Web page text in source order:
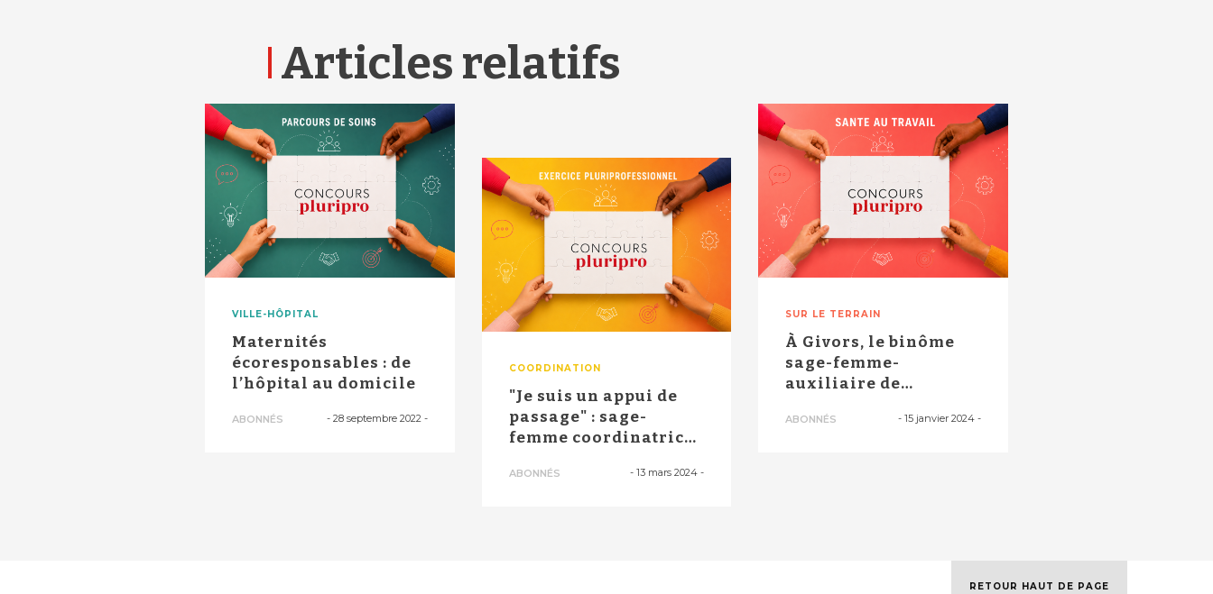
Articles relatifs
VILLE-HÔPITAL
Maternités
écoresponsables : de
l’hôpital au domicile
ABONNÉS - 28 septembre 2022 -
COORDINATION
"Je suis un appui de
passage" : sage-
femme coordinatrice
ABONNÉS -13 mars 2024 -
SUR LE TERRAIN
À Givors, le binôme
sage-femme-
auxiliaire de
accompagne l...
ABONNÉS - 15 janvier 2024 -
RETOUR HAUT DE PAGE